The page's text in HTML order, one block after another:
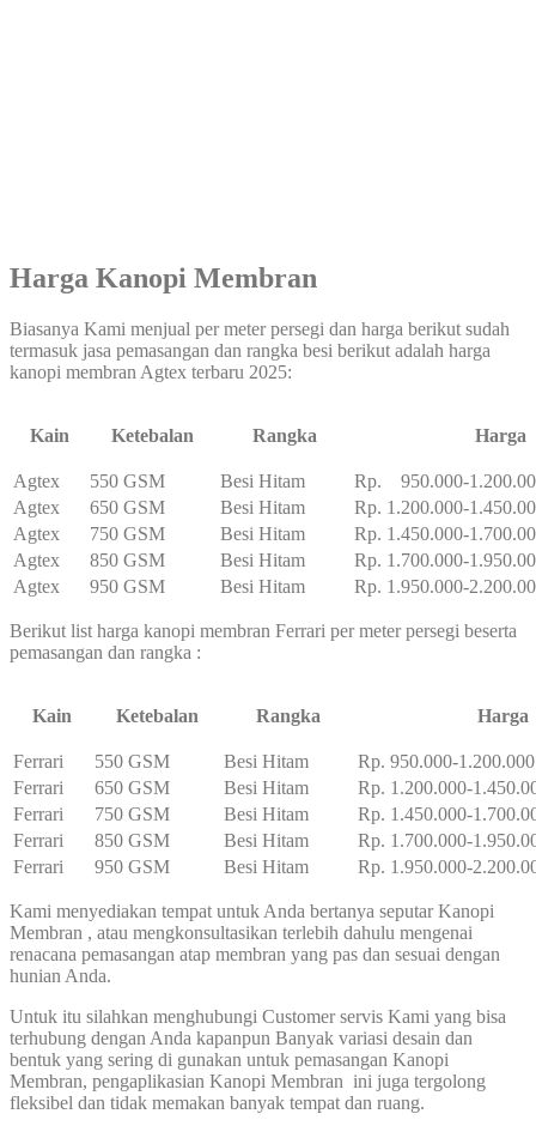
Harga Kanopi Membran
Biasanya Kami menjual per meter persegi dan harga berikut sudah
termasuk jasa pemasangan dan rangka besi berikut adalah harga
kanopi membran Agtex terbaru 2025:
Kain Ketebalan Rangka Harga
Agtex 550 GSM Besi Hitam
Rp. 950.000-
Agtex
650 GSM Besi Hitam
Rp. 1.200.000-
Agtex
750 GSM Besi Hitam
Rp. 1.450.000-
Agtex
850 GSM Besi Hitam
Rp. 1.700.000-
Agtex
950 GSM Besi Hitam Rp. 1.950.000-
Berikut list harga kanopi membran Ferrari per meter persegi beserta
pemasangan dan rangka :
Kain Ketebalan Rangka Harga
Ferrari 550 GSM Besi Hitam
Rp. 950.000-1.200.000
Ferrari
650 GSM Besi Hitam
Rp. 1.200.000-
Ferrari
750 GSM Besi Hitam
Rp. 1.450.000-
Ferrari
850 GSM Besi Hitam
Rp. 1.700.000-
Ferrari
950 GSM Besi Hitam Rp. 1.950.000-
Kami menyediakan tempat untuk Anda bertanya seputar Kanopi
Membran , atau mengkonsultasikan terlebih dahulu mengenai
renacana pemasangan atap membran yang pas dan sesuai dengan
hunian Anda.
Untuk itu silahkan menghubungi Customer servis Kami yang bisa
terhubung dengan Anda kapanpun Banyak variasi desain dan
bentuk yang sering di gunakan untuk pemasangan Kanopi
Membran, pengaplikasian Kanopi Membran ini juga tergolong
fleksibel dan tidak memakan banyak tempat dan ruang.